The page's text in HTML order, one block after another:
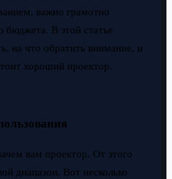
важно грамотно
бюджета. В этой статье
на что обратить внимание, и
хороший проектор.
вам проектор. От этого
диапазон. Вот несколько